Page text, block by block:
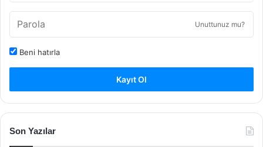
Unuttunuz mu?
Beni hatırla
Kayıt Ol
Son Yazılar